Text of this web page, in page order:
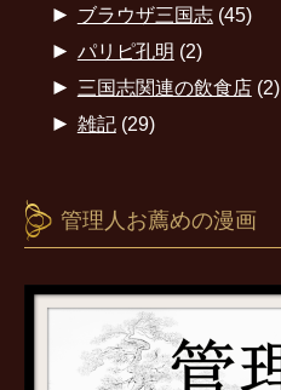
► ブラウザ三国志(45)
► パリピ孔明 (2)
► 三国志関連の飲食店(2)
► 雑記(29)
管理人お薦めの漫画